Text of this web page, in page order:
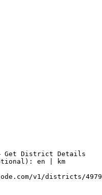
District Details
en | km
v1/districts/